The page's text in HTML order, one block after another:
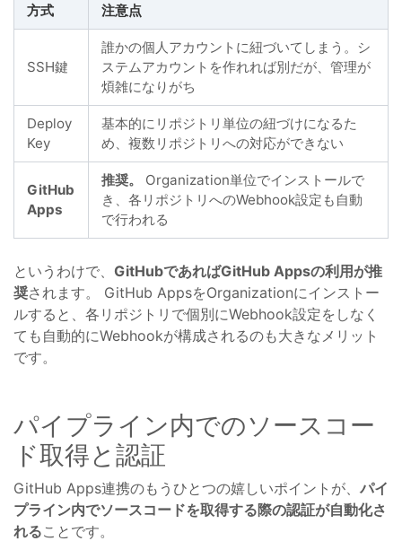
方式 注意点
SSH鍵
誰かの個人アカウントに紐づいてしまう。シ
ステムアカウントを作れれば別だが、管理が
煩雑になりがち
Deploy
Key
基本的にリポジトリ単位の紐づけになるた
め、複数リポジトリへの対応ができない
GitHub
Apps
推奨。
Organization単位でインストールで
き、各リポジトリへのWebhook設定も自動
で行われる
というわけで、 GitHubであればGitHub Appsの利用が推
奨されます。 GitHub AppsをOrganizationにインストー
ルすると、各リポジトリで個別にWebhook設定をしなく
ても自動的にWebhookが構成されるのも大きなメリット
です。
パイプライン内でのソースコー
ド取得と認証
GitHub Apps連携のもうひとつの嬉しいポイントが、 パイ
プライン内でソースコードを取得する際の認証が自動化さ
れることです。